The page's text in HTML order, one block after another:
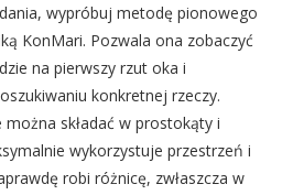
wypróbuj metodę pionowego
KonMari. Pozwala ona zobaczyć
na pierwszy rzut oka i
konkretnej rzeczy.
składać w prostokąty i
wykorzystuje przestrzeń i
robi różnicę, zwłaszcza w